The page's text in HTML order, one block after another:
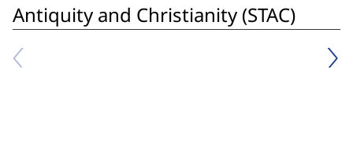
Antiquity and Christianity (STAC)